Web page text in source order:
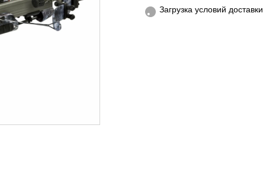
Загрузка условий доставки